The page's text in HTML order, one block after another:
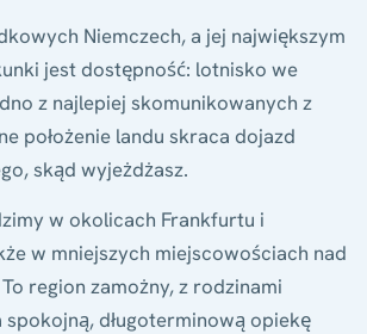
Niemczech, a jej największym
jest dostępność: lotnisko we
z najlepiej skomunikowanych z
położenie landu skraca dojazd
skąd wyjeżdżasz.
w okolicach Frankfurtu i
w mniejszych miejscowościach nad
region zamożny, z rodzinami
długoterminową opiekę